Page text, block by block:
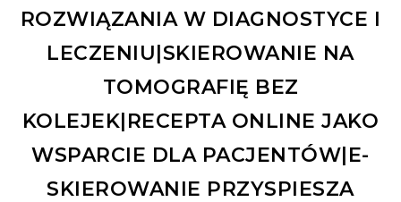
ROZWIĄZANIA W DIAGNOSTYCE I
LECZENIU|SKIEROWANIE NA
TOMOGRAFIĘ BEZ
KOLEJEK|RECEPTA ONLINE JAKO
WSPARCIE DLA PACJENTÓW|E-
SKIEROWANIE PRZYSPIESZA